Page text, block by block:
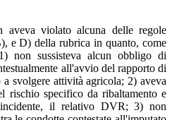
aveva violato alcuna delle regole
e D) della rubrica in quanto, come
non sussisteva alcun obbligo di
all'avvio del rapporto di
svolgere attività agricola; 2) aveva
rischio specifico da ribaltamento e
il relativo DVR; 3) non